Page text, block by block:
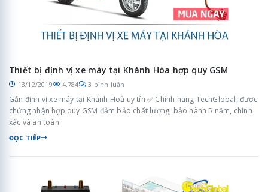
Thiết bị định vị xe máy tại Khánh Hòa hợp quy GSM
13/12/2019 4.784 3 bình luận
Gắn định vị xe máy tại Khánh Hoà uy tín ✅ Chính hãng TechGlobal, được
chứng nhận hợp quy GSM đảm bảo chất lượng, bảo hành 5 năm, chính
xác và an toàn
ĐỌC TIẾP